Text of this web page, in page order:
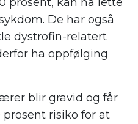
De har også
dystrofin-relatert
ha oppfølging
blir gravid og får
risiko for at